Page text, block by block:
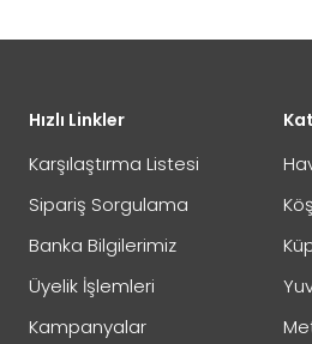
Yorumunuz
Not:HTML'e dönüştürülmez!
Oylama
Kötü
Hızlı Linkler
Karşılaştırma Listesi
Sipariş Sorgulama
Banka Bilgilerimiz
Üyelik İşlemleri
Kampanyalar